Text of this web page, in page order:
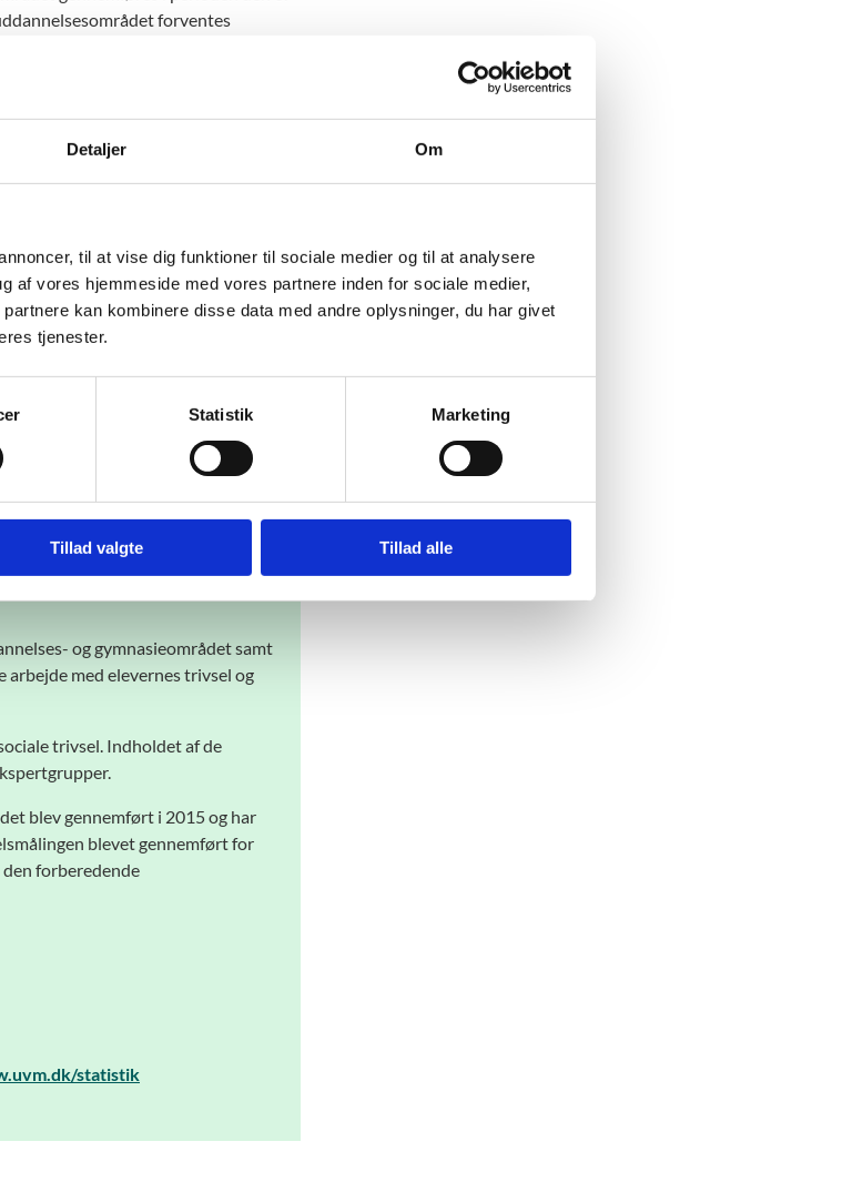
Detaljer Om
til at vise dig funktioner til sociale medier og til at analysere
af vores hjemmeside med vores partnere inden for sociale medier,
kan kombinere disse data med andre oplysninger, du har givet
tjenester.
Statistik Marketing
Tillad valgte Tillad alle
forventes
grunduddannelse (FGU) forventes
er det besluttet at gennemføre
af elevernes besvarelser
centralt it-system til gymnasie- og
til rådighed for eksempelvis
(i forlængelse af den indsats,
blev opdateret og præciseret).
og gymnasieområdet samt
arbejde med elevernes trivsel og
trivsel. Indholdet af de
blev gennemført i 2015 og har
blevet gennemført for
forberedende
statistik